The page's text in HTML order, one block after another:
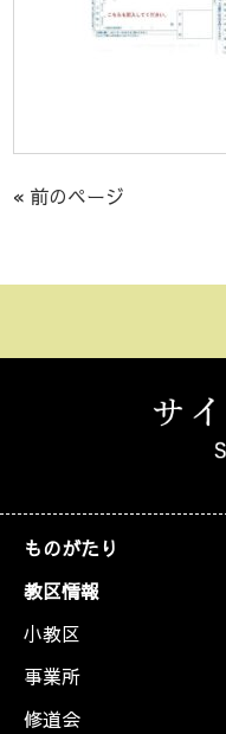
« 前のページ
ものがたり
教区情報
小教区
事業所
修道会